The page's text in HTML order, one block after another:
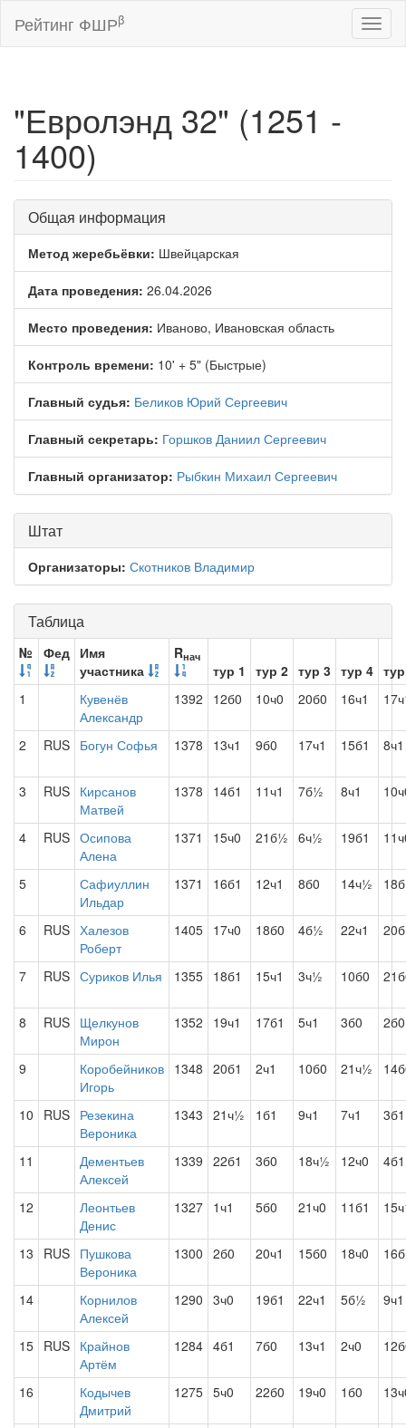
Рейтинг ФШРβ
"Евролэнд 32" (1251 -
1400)
Общая информация
Метод жеребьёвки: Швейцарская
Дата проведения: 26.04.2026
Место проведения: Иваново, Ивановская область
Контроль времени: 10' + 5" (Быстрые)
Главный судья: Беликов Юрий Сергеевич
Главный секретарь: Горшков Даниил Сергеевич
Главный организатор: Рыбкин Михаил Сергеевич
Штат
Организаторы: Скотников Владимир
Таблица
№ Фед Имя
участника
Rнач
тур 1 тур 2 тур 3 тур 4
1
Кувенёв
Александр
1392 12б0 10ч0 20б0 16ч1
2 RUS Богун Софья 1378 13ч1 9б0 17ч1 15б1 8ч1
3 RUS Кирсанов
Матвей
1378 14б1 11ч1 7б½ 8ч1
4 RUS Осипова
Алена
1371 15ч0 21б½ 6ч½ 19б1
5
Сафиуллин
Ильдар
1371 16б1 12ч1 8б0 14ч½
6 RUS Халезов
Роберт
1405 17ч0 18б0 4б½ 22ч1
7 RUS Суриков Илья 1355 18б1 15ч1 3ч½ 10б0
8 RUS Щелкунов
Мирон
1352 19ч1 17б1 5ч1 3б0 2б0
9
Коробейников
Игорь
1348 20б1 2ч1 10б0 21ч½
10 RUS Резекина
Вероника
1343 21ч½ 1б1 9ч1 7ч1 3б1
11
Дементьев
Алексей
1339 22б1 3б0 18ч½ 12ч0 4б1
12
Леонтьев
Денис
1327 1ч1 5б0 21ч0 11б1
13 RUS Пушкова
Вероника
1300 2б0 20ч1 15б0 18ч0
14
Корнилов
Алексей
1290 3ч0 19б1 22ч1 5б½ 9ч1
15 RUS Крайнов
Артём
1284 4б1 7б0 13ч1 2ч0
16
Кодычев
Дмитрий
1275 5ч0 22б0 19ч0 1б0